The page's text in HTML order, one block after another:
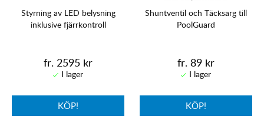
Styrning av LED belysning
inklusive fjärrkontroll
fr. 2595 kr
KÖP!
Shuntventil och Täcksarg till
PoolGuard
fr. 89 kr
KÖP!